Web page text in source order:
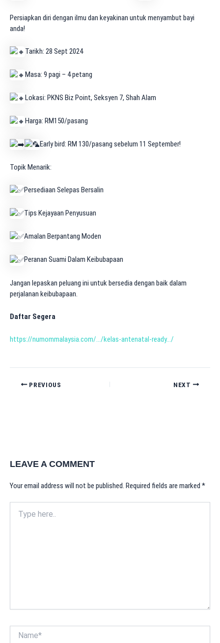
Persiapkan diri dengan ilmu dan keyakinan untuk menyambut bayi
anda!
Tarikh: 28 Sept 2024
Masa: 9 pagi – 4 petang
Lokasi: PKNS Biz Point, Seksyen 7, Shah Alam
Harga: RM150/pasang
Early bird: RM 130/pasang sebelum 11 September!
Topik Menarik:
Persediaan Selepas Bersalin
Tips Kejayaan Penyusuan
Amalan Berpantang Moden
Peranan Suami Dalam Keibubapaan
Jangan lepaskan peluang ini untuk bersedia dengan baik dalam
perjalanan keibubapaan.
Daftar Segera
https://numommalaysia.com/…/kelas-antenatal-ready…/
PREVIOUS NEXT
LEAVE A COMMENT
Your email address will not be published. Required fields are marked *
here..